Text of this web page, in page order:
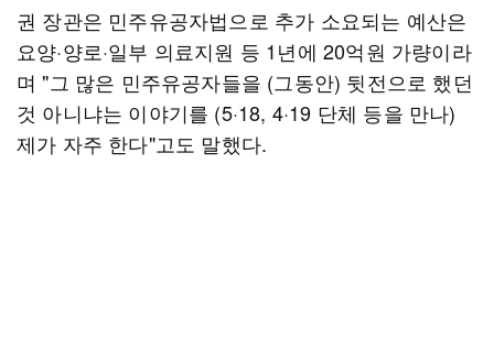
권 장관은 민주유공자법으로 추가 소요되는 예산은
요양·양로·일부 의료지원 등 1년에 20억원 가량이라
며 "그 많은 민주유공자들을 (그동안) 뒷전으로 했던
것 아니냐는 이야기를 (5·18, 4·19 단체 등을 만나)
제가 자주 한다"고도 말했다.